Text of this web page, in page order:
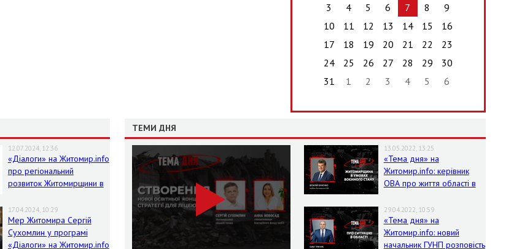
3
4 5 6 7 8
9
10
11 12 13 14 15
16
17
18 19 20 21 22
23
24
25 26 27 28 29
30
31
1 2 3 4 5 6
12.07.2024, 12:36
«Діалоги» на Житомир.info
про регіональний
розвиток Житомирщини в
17.04.2024, 10:29
Мер Житомира Сергій
Сухомлин у програмі
«Діалоги» на Житомир.info
ТЕМИ ДНЯ
13.05.2022, 13:25
«Тема дня» на
Житомир.info: керівник
ОВА про життя області в
29.04.2022, 10:59
«Тема дня» на
Житомир.info: новий
начальник ГУНП розповість